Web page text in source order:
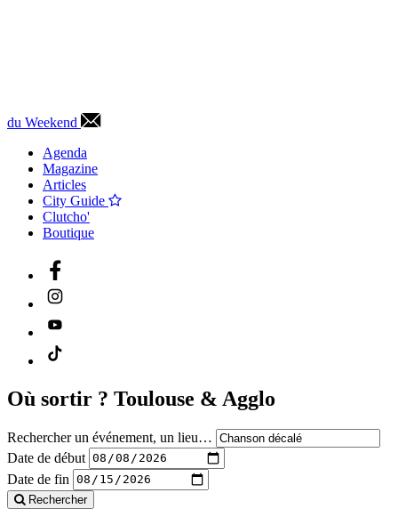
du Weekend
Agenda
Magazine
Articles
City Guide
Clutcho'
Boutique
Où sortir ? Toulouse & Agglo
Rechercher un événement, un lieu…
Date de début
Date de fin
Rechercher